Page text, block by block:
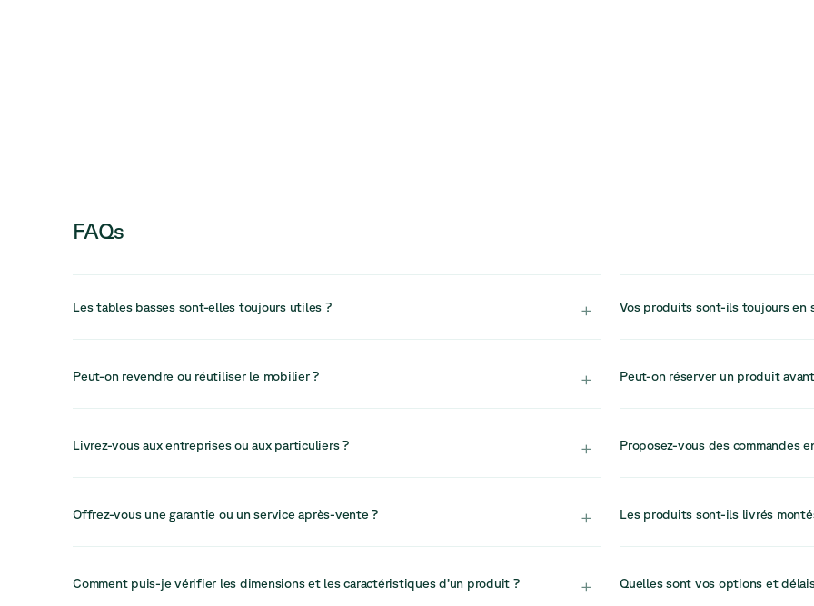
FAQs
Les tables basses sont-elles toujours utiles ? +
Oui, les tables basses restent un élément clé dans les espaces lounge et d’accueil,
Vos produits sont-ils toujours en
Notre stock est limité en raison
recommandons donc d’agir
Peut-on revendre ou réutiliser le mobilier ? +
Dans de nombreux cas, le mobilier peut être revendu, réutilisé ou réintégré dans des
davantage son cycle de vie.
Peut-on réserver un produit
En raison d’une forte demande
de garantir la disponibilité.
Livrez-vous aux entreprises ou aux particuliers ? +
Nous servons principalement les entreprises, mais pouvons également accompagner
aux besoins des espaces de travail professionnels.
Proposez-vous des commandes
Oui. Pour les projets de plus
conception circulaire de bureaux
Offrez-vous une garantie ou un service après-vente ? +
Oui, nous assurons un service après-vente ainsi qu’un délai de retour de 30 jours.
problème éventuel.
Les produits sont-ils livrés
Oui, tous les articles sont livrés
Comment puis-je vérifier les dimensions et les caractéristiques d’un produit ?
+ Quelles sont vos options et